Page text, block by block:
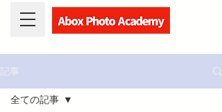
記事
全ての記事